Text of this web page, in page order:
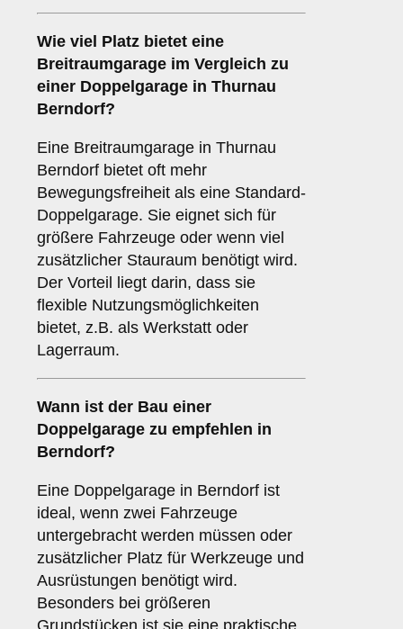
Wie viel Platz bietet eine
Breitraumgarage im Vergleich zu
einer Doppelgarage in Thurnau
Berndorf?
Eine Breitraumgarage in Thurnau
Berndorf bietet oft mehr
Bewegungsfreiheit als eine Standard-
Doppelgarage. Sie eignet sich für
größere Fahrzeuge oder wenn viel
zusätzlicher Stauraum benötigt wird.
Der Vorteil liegt darin, dass sie
flexible Nutzungsmöglichkeiten
bietet, z.B. als Werkstatt oder
Lagerraum.
Wann ist der Bau einer
Doppelgarage zu empfehlen in
Berndorf?
Eine Doppelgarage in Berndorf ist
ideal, wenn zwei Fahrzeuge
untergebracht werden müssen oder
zusätzlicher Platz für Werkzeuge und
Ausrüstungen benötigt wird.
Besonders bei größeren